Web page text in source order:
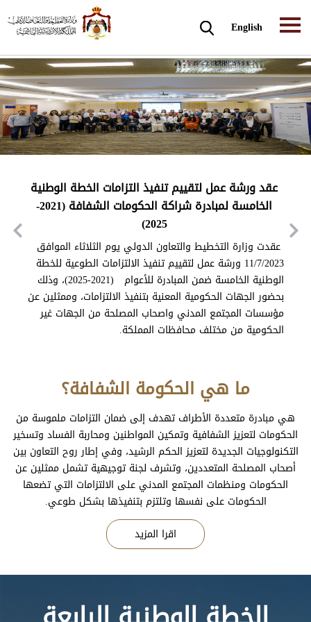
English
عقد ورشة عمل لتقييم تنفيذ التزامات الخطة الوطنية
الخامسة لمبادرة شراكة الحكومات الشفافة (2021-
2025)
عقدت وزارة التخطيط والتعاون الدولي يوم الثلاثاء الموافق
11/7/2023 ورشة عمل لتقييم تنفيذ الالتزامات الطوعية للخطة
الوطنية الخامسة ضمن المبادرة للأعوام (2021-2025)، وذلك
بحضور الجهات الحكومية المعنية بتنفيذ الالتزامات، وممثلين عن
مؤسسات المجتمع المدني واصحاب المصلحة من الجهات غير
الحكومية من مختلف محافظات المملكة.
ما هي الحكومة الشفافة؟
هي مبادرة متعددة الأطراف تهدف إلى ضمان التزامات ملموسة من
الحكومات لتعزيز الشفافية وتمكين المواطنين ومحاربة الفساد وتسخير
التكنولوجيات الجديدة لتعزيز الحكم الرشيد، وفي إطار روح التعاون بين
أصحاب المصلحة المتعددين، وتشرف لجنة توجيهية تشمل ممثلين عن
الحكومات ومنظمات المجتمع المدني على الالتزامات التي تضعها
الحكومات على نفسها وتلتزم بتنفيذها بشكل طوعي.
اقرا المزيد